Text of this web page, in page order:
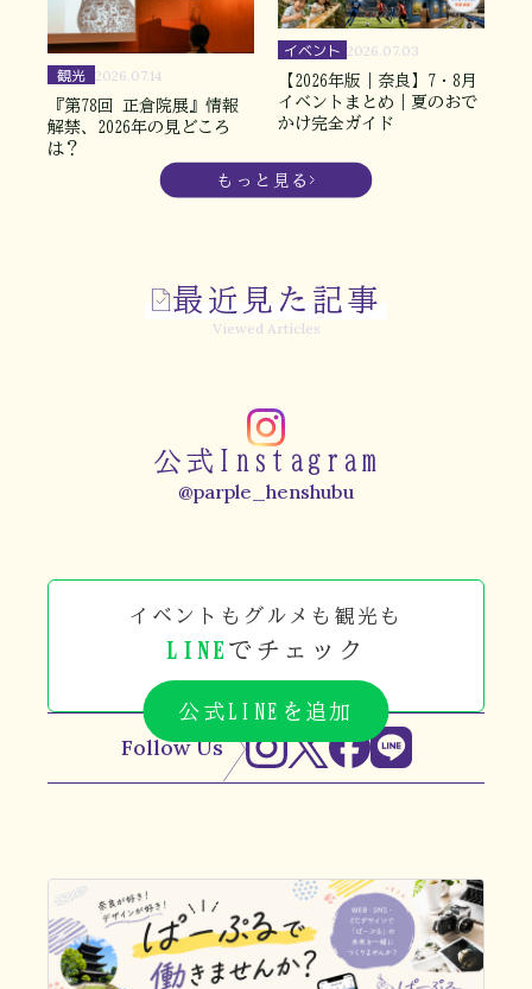
観光 2026.07.14
『第78回 正倉院展』情報
解禁、2026年の見どころ
は？
イベント 2026.07.03
【2026年版｜奈良】7・8月
イベントまとめ｜夏のおで
かけ完全ガイド
もっと見る
最近見た記事
Viewed Articles
公式Instagram
@parple_henshubu
イベントもグルメも観光も
LINE でチェック
公式LINEを追加
Follow Us